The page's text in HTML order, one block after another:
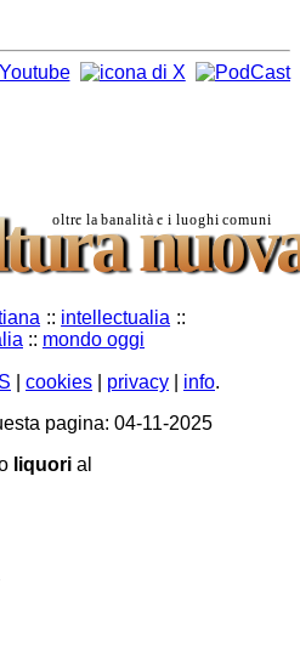
:: intellectualia ::
:: mondo oggi
cookies privacy info.
pagina: 04-11-2025
liquori al